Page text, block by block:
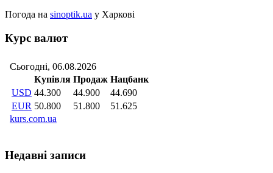
Погода на sinoptik.ua у Харкові
Курс валют
Недавні записи